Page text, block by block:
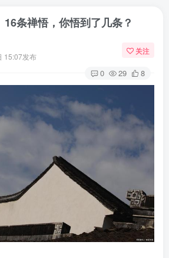
16条禅悟，你悟到了几条？
15:07发布
关注
0 29 8